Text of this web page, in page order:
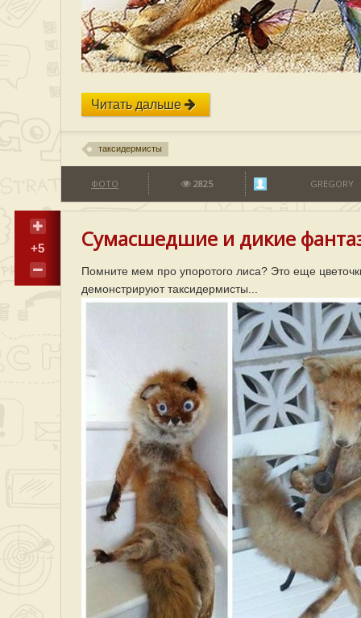
Читать дальше
таксидермисты
ФОТО 2825 GREGORY
+5 Сумасшедшие и дикие
Помните мем про упоротого лиса? Это еще
демонстрируют таксидермисты...